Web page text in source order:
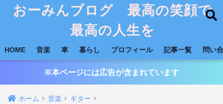
おーみんブログ 最高の笑顔で
最高の人生を
HOME 音楽 車 暮らし プロフィール 記事一覧 問い
※本ページには広告が含まれています
ホーム 音楽 ギター